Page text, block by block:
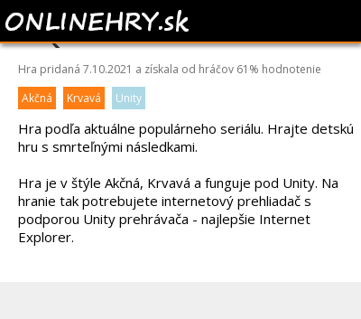
SQUID GAME
Hra pridaná 7.10.2021 a získala od hráčov 61% hodnotenie
Akčná
Krvavá Unity
Hra podľa aktuálne populárneho seriálu. Hrajte detskú
hru s smrteľnými následkami.
Hra je v štýle Akčná, Krvavá a funguje pod Unity. Na
hranie tak potrebujete internetový prehliadač s
podporou Unity prehrávača - najlepšie Internet
Explorer.